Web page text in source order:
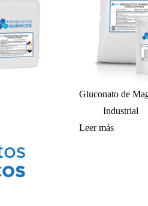
Gluconato de
Industrial
Leer más